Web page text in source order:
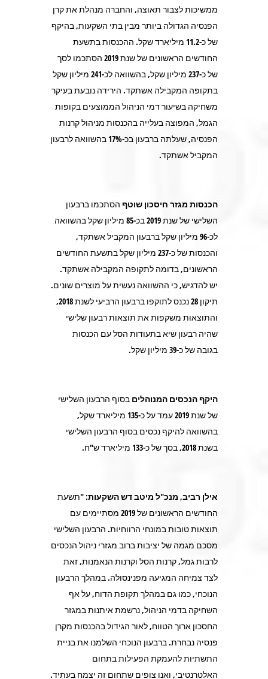
ממשיכות לצבור תאוצה, והחברה מנהלת את קרן
הפנסיה הגדולה ביותר מבין בתי השקעות, בהיקף
של כ-11.2 מיליארד שקל. ההכנסות בתשעת
החודשים הראשונים של שנת 2019 הסתכמו לסך
של כ-237 מיליון שקל, בהשוואה לכ-241 מיליון שקל
בתקופה המקבילה אשתקד. הירידה נובעת בעיקר
משחיקה בשיעור דמי הניהול הממוצעים בקופות
הגמל, המפוצה בעלייה בהכנסות מניהול קרנות
הפנסיה, שעלתה ברבעון בכ-17% בהשוואה לרבעון
המקביל אשתקד.
הכנסות מגזר חיסכון שוטף הסתכמו ברבעון
השלישי של שנת 2019 בכ-85 מיליון שקל בהשוואה
לכ-96 מיליון שקל ברבעון המקביל אשתקד,
והכנסות של כ-237 מיליון שקל בתשעת החודשים
הראשונים, בדומה לתקופה המקבילה אשתקד.
יש להדגיש, כי ההשוואה נעשית על מוצרים שונים.
תיקון 28 נכנס לתוקפו ברבעון הרביעי לשנת 2018,
והתוצאות משקפות את תוצאות רבעון שלישי
שהיה רבעון שיא בתעודות הסל עם הכנסות
בגובה של כ-39 מיליון שקל.
היקף הנכסים המנוהלים בסוף הרבעון השלישי
של שנת 2019 עמד על כ-135 מיליארד שקל,
בהשוואה להיקף נכסים בסוף הרבעון השלישי
בשנת 2018, בסך של כ-133 מיליארד ש"ח.
אילן רביב, מנכ"ל מיטב דש השקעות: "תשעת
החודשים הראשונים של 2019 מסתיימים עם
תוצאות טובות במונחי הרווחיות. הרבעון השלישי
מסכם מגמה של יציבות ברוב מגזרי ניהול הנכסים
לרבות גמל, קרנות הסל וקרנות הנאמנות, זאת
לצד צמיחה המגיעה מפנינסולה. במהלך הרבעון
הנוכחי, כמו גם במהלך תקופת הדוח, על אף
השחיקה בדמי הניהול, נרשמת איתנות במגזר
החסכון ארוך הטווח, לאור הגידול בהכנסות מקרן
פנסיה נבחרת. ברבעון הנוכחי השלמנו את בניית
התשתיות להעמקת הפעילות בתחום
האלטרנטיבי, ואנו צופים שתחום זה יצמח בעתיד.